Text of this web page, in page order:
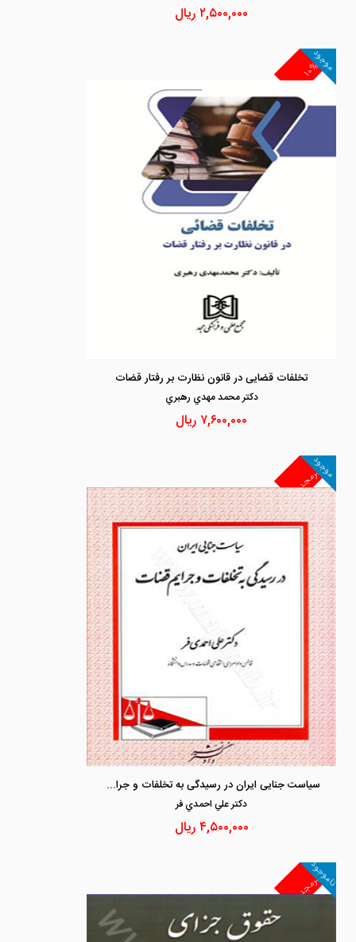
۲,۵۰۰,۰۰۰ریال
۱۰%
موجود
تخلفات قضایی در قانون نظارت بر رفتار قضات
دكتر محمد مهدي رهبري
۷,۶۰۰,۰۰۰ ریال
غیرمجد
موجود
سیاست جنایی ایران در رسیدگی به تخلفات و جرایم قضات
دكتر علي احمدي فر
۴,۵۰۰,۰۰۰ریال
غیرمجد
ناموجود